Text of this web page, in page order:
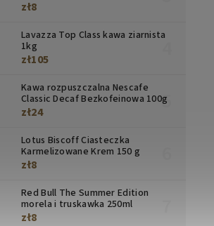
zł8
Lavazza Top Class kawa ziarnista
1kg
zł105
Kawa rozpuszczalna Nescafe
Classic Decaf Bezkofeinowa 100g
zł24
Lotus Biscoff Ciasteczka
Karmelizowane Krem 150 g
zł8
Red Bull The Summer Edition
morela i truskawka 250ml
zł8